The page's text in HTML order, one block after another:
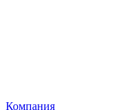
Компания